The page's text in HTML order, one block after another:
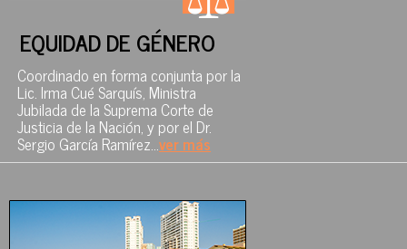
EQUIDAD DE GÉNERO
Coordinado en forma conjunta por la
Lic. Irma Cué Sarquís, Ministra
Jubilada de la Suprema Corte de
Justicia de la Nación, y por el Dr.
Sergio García Ramírez...ver más